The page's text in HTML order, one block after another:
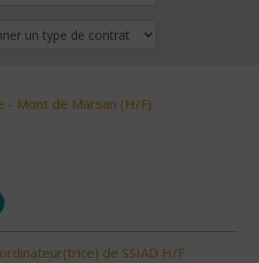
- Mont de Marsan (H/F)
de SSIAD H/F